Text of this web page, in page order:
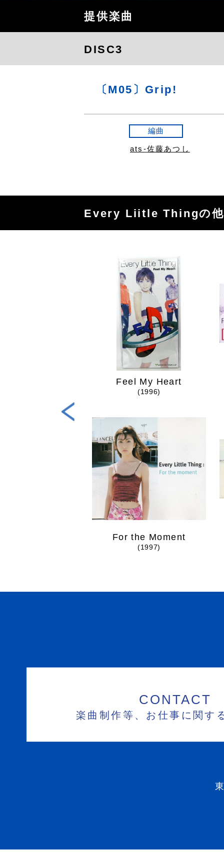
提供楽曲
DISC3
〔M05〕Grip!
編曲
ats-佐藤あつし
Every Liitle Thingの他
Feel My Heart
(1996)
For the Moment
(1997)
CONTACT
楽曲制作等、お仕事に関す